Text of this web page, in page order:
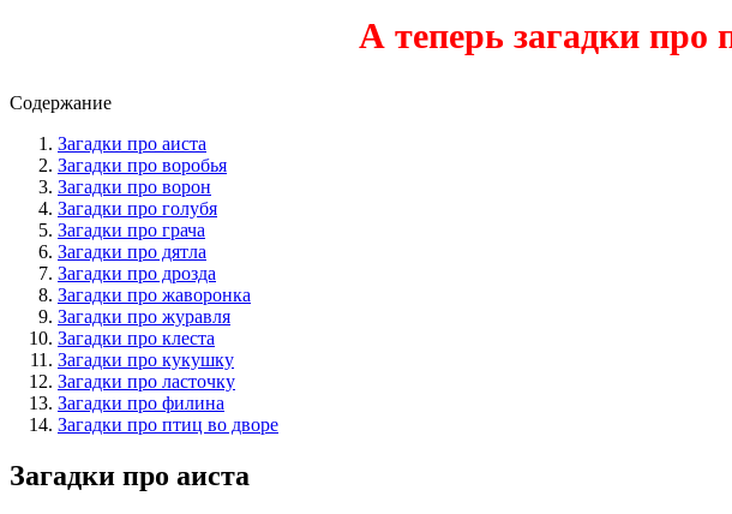
А теперь загадки про
Содержание
Загадки про аиста
Загадки про воробья
Загадки про ворон
Загадки про голубя
Загадки про грача
Загадки про дятла
Загадки про дрозда
Загадки про жаворонка
Загадки про журавля
Загадки про клеста
Загадки про кукушку
Загадки про ласточку
Загадки про филина
Загадки про птиц во дворе
Загадки про аиста